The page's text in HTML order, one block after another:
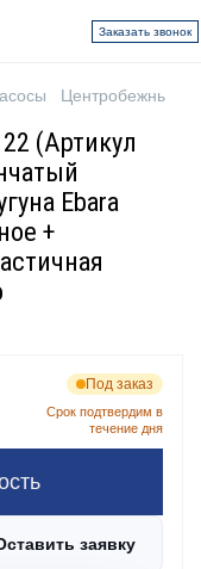
Заказать звонок
Центробежные
(Артикул
Ebara
+
Под заказ
Срок подтвердим в
течение дня
заявку